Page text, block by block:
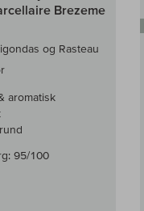
Brezeme
og Rasteau
aromatisk
95/100